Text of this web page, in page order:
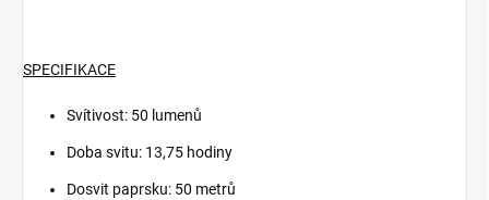
SPECIFIKACE
Svítivost: 50 lumenů
Doba svitu: 13,75 hodiny
Dosvit paprsku: 50 metrů